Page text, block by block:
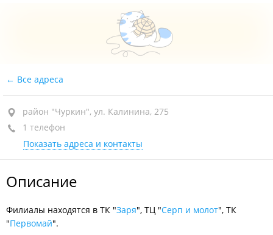
Все адреса
район "Чуркин", ул. Калинина, 275
1 телефон
Показать адреса и контакты
Описание
Филиалы находятся в ТК "Заря", ТЦ "Серп и молот", ТК
"Первомай".